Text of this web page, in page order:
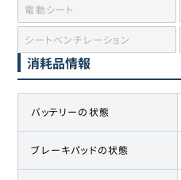
電動シート
シートベンチレーション
消耗品情報
バッテリーの状態
ブレーキパッドの状態